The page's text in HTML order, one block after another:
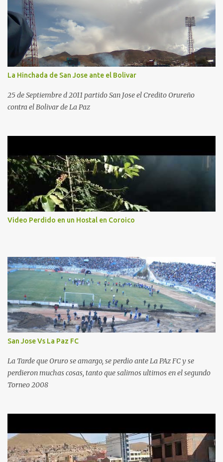
La Hinchada de San Jose ante el Bolivar
25 de Septiembre d 2011 partido San Jose el Credito Orureño
contra el Bolivar de La Paz
Video Perdido en un Hostal en Coroico
San Jose Vs La Paz FC
La Tarde que Oruro se amargo, se perdio ante La PAz FC y se
perdieron muchas cosas, tanto que salimos ultimos en el segundo
Torneo 2008